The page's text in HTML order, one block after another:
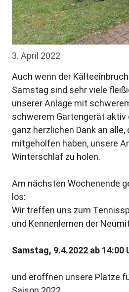
3. April 2022
Auch wenn der
Samstag sind sehr viele
unserer Anlage mit
schwerem Gartengerät aktiv
ganz herzlichen Dank an
mitgeholfen haben, unsere
Winterschlaf zu holen.
Am nächsten Wochenende
los:
Wir treffen uns zum
und Kennenlernen der
Samstag, 9.4.2022 ab 14:00
und eröffnen unsere Plätze